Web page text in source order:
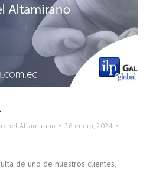
Altamirano
26 enero, 2024
de uno de nuestros clientes,